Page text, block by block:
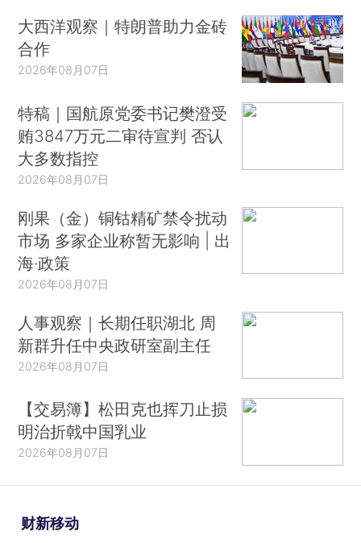
大西洋观察｜特朗普助力金砖
合作
2026年08月07日
特稿｜国航原党委书记樊澄受
贿3847万元二审待宣判 否认
大多数指控
2026年08月07日
刚果（金）铜钴精矿禁令扰动
市场 多家企业称暂无影响 | 出
海·政策
2026年08月07日
人事观察｜长期任职湖北 周
新群升任中央政研室副主任
2026年08月07日
【交易簿】松田克也挥刀止损
明治折戟中国乳业
2026年08月07日
财新移动